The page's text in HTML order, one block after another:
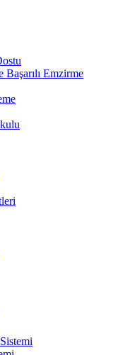
Emzirme